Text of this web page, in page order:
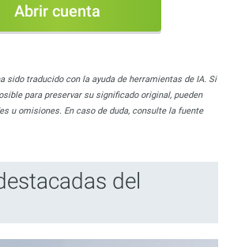
Abrir cuenta
sido traducido con la ayuda de herramientas de IA. Si
para preservar su significado original, pueden
u omisiones. En caso de duda, consulte la fuente
del